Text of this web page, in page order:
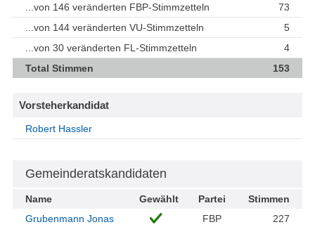
...von 146 veränderten FBP-Stimmzetteln
73
...von 144 veränderten VU-Stimmzetteln
5
...von 30 veränderten FL-Stimmzetteln
4
Total Stimmen
153
Vorsteherkandidat
Robert Hassler
Gemeinderatskandidaten
Name Gewählt Partei
Stimmen
Grubenmann Jonas
FBP 227